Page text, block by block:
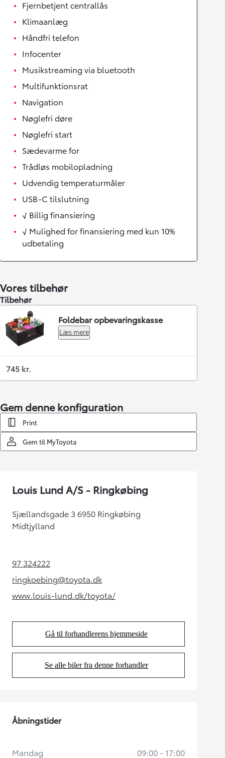
Fjernbetjent centrallås
Klimaanlæg
Håndfri telefon
Infocenter
Musikstreaming via bluetooth
Multifunktionsrat
Navigation
Nøglefri døre
Nøglefri start
Sædevarme for
Trådløs mobilopladning
Udvendig temperaturmåler
USB-C tilslutning
√ Billig finansiering
√ Mulighed for finansiering med kun 10%
udbetaling
Vores tilbehør
Tilbehør
Foldebar opbevaringskasse
Læs mere
745 kr.
Gem denne konfiguration
Print
Gem til MyToyota
Louis Lund A/S - Ringkøbing
Sjællandsgade 3 6950 Ringkøbing
Midtjylland
97 324222(Opens in new tab)
ringkoebing@toyota.dk
(Opens in new tab)
www.louis-lund.dk/toyota/
(Opens in new tab)
Gå til forhandlerens hjemmeside
(Opens in new tab)
Se alle biler fra denne forhandler
(Opens in new tab)
Åbningstider
Mandag 09:00 - 17:00